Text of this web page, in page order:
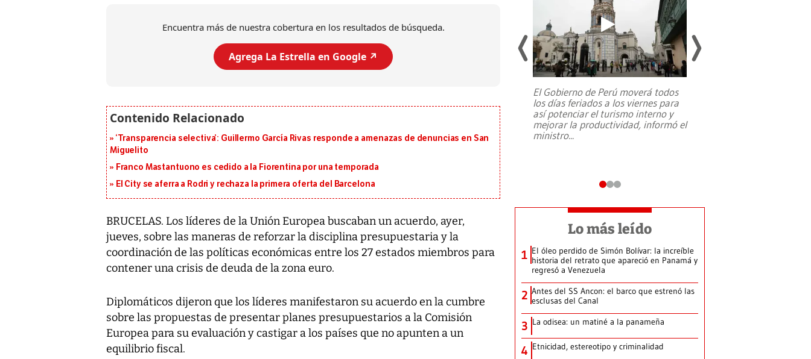
Encuentra más de nuestra cobertura en los resultados de búsqueda.
Agrega La Estrella en Google ↗️
‘Transparencia selectiva’: Guillermo García Rivas responde a amenazas de denuncias en San
Miguelito
Franco Mastantuono es cedido a la Fiorentina por una temporada
El City se aferra a Rodri y rechaza la primera oferta del Barcelona
BRUCELAS. Los líderes de la Unión Europea buscaban un acuerdo, ayer,
jueves, sobre las maneras de reforzar la disciplina presupuestaria y la
coordinación de las políticas económicas entre los 27 estados miembros para
contener una crisis de deuda de la zona euro.
Diplomáticos dijeron que los líderes manifestaron su acuerdo en la cumbre
sobre las propuestas de presentar planes presupuestarios a la Comisión
Europea para su evaluación y castigar a los países que no apunten a un
equilibrio fiscal.
Entre recuerdos y escuetas
da Silva, oficializó este domingo su
El Gobierno de Perú moverá todos
los días feriados a los viernes para
así potenciar el turismo interno y
mejorar la productividad, informó el
ministro...
Lo más leído
1 El óleo perdido de Simón Bolívar: la increíble
historia del retrato que apareció en Panamá y
regresó a Venezuela
2 Antes del SS Ancon: el barco que estrenó las
esclusas del Canal
3 La odisea: un matiné a la panameña
4 Etnicidad, estereotipo y criminalidad